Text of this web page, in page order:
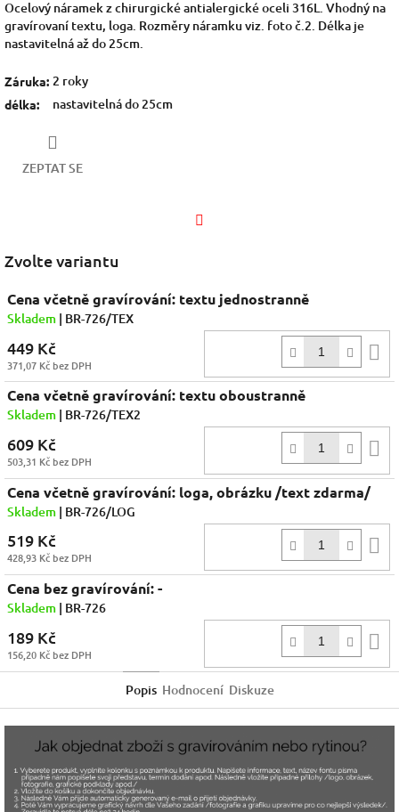
Ocelový náramek z chirurgické antialergické oceli 316L. Vhodný na
gravírovaní textu, loga. Rozměry náramku viz. foto č.2. Délka je
nastavitelná až do 25cm.
Záruka: 2 roky
délka: nastavitelná do 25cm
ZEPTAT SE
Zvolte variantu
Cena včetně gravírování: textu jednostranně
Skladem | BR-726/TEX
449 Kč
371,07 Kč bez DPH
Cena včetně gravírování: textu oboustranně
Skladem | BR-726/TEX2
609 Kč
503,31 Kč bez DPH
Cena včetně gravírování: loga, obrázku /text zdarma/
Skladem | BR-726/LOG
519 Kč
428,93 Kč bez DPH
Cena bez gravírování: -
Skladem | BR-726
189 Kč
156,20 Kč bez DPH
Popis Hodnocení Diskuze